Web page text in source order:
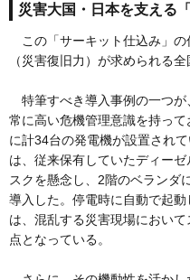
災害大国・日本を支える
この「サーキット仕込み」の
（災害復旧力）が求められる
特筆すべき導入事例の一つが
常に高い危機管理意識を持っ
に計34台の発電機が設置され
は、従来保有していたディー
スクを懸念し、2階のベランダ
導入した。停電時に自動で起
は、混乱する災害現場におい
点となっている。